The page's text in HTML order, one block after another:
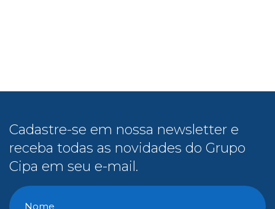
Cadastre-se em nossa newsletter e
receba todas as novidades do Grupo
Cipa em seu e-mail.